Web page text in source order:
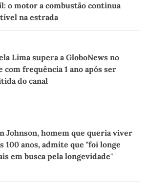
o motor a combustão continua
na estrada
Lima supera a GloboNews no
com frequência 1 ano após ser
do canal
Johnson, homem que queria viver
100 anos, admite que "foi longe
em busca pela longevidade"